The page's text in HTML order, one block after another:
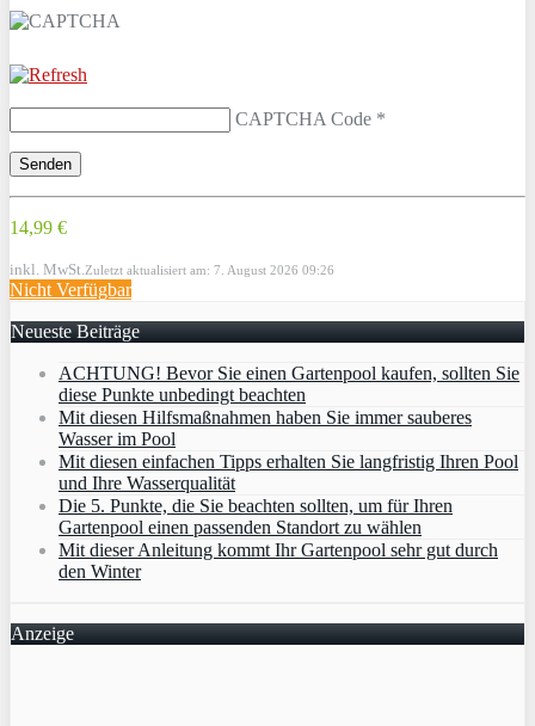
CAPTCHA Code *
14,99 €
inkl. MwSt. Zuletzt aktualisiert am: 7. August 2026 09:26
Nicht Verfügbar
Neueste Beiträge
ACHTUNG! Bevor Sie einen Gartenpool kaufen, sollten Sie
diese Punkte unbedingt beachten
Mit diesen Hilfsmaßnahmen haben Sie immer sauberes
Wasser im Pool
Mit diesen einfachen Tipps erhalten Sie langfristig Ihren Pool
und Ihre Wasserqualität
Die 5. Punkte, die Sie beachten sollten, um für Ihren
Gartenpool einen passenden Standort zu wählen
Mit dieser Anleitung kommt Ihr Gartenpool sehr gut durch
den Winter
Anzeige